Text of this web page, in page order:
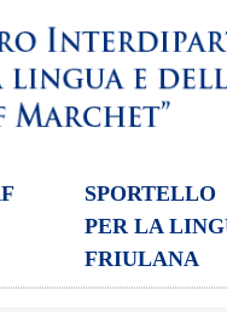
SPORTELLO
PER LA
FRIULANA